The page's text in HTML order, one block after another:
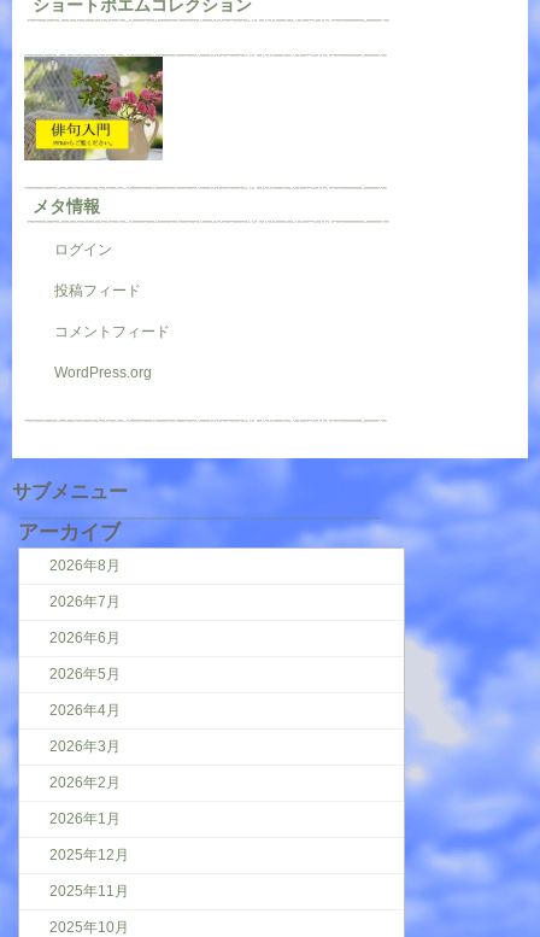
ショートポエムコレクション
メタ情報
ログイン
投稿フィード
コメントフィード
WordPress.org
サブメニュー
アーカイブ
2026年8月
2026年7月
2026年6月
2026年5月
2026年4月
2026年3月
2026年2月
2026年1月
2025年12月
2025年11月
2025年10月